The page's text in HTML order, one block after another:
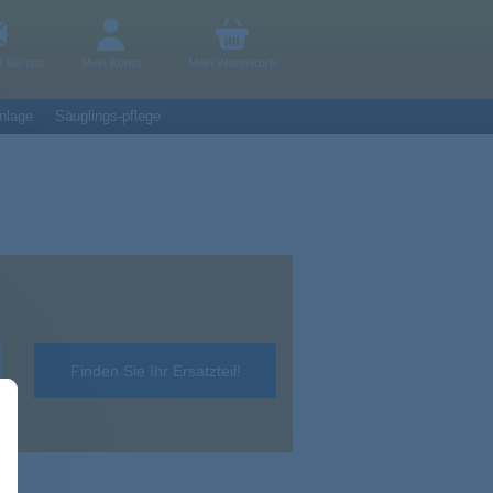
Sie uns Mein Konto Mein Warenkorb
Säuglings-pflege
Finden Sie Ihr Ersatzteil!